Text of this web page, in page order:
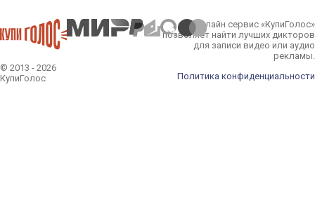
© 2013 - 2026
КупиГолос
Онлайн сервис «КупиГолос»
позволяет найти лучших дикторов
для записи видео или аудио
рекламы.
Политика конфиденциальности